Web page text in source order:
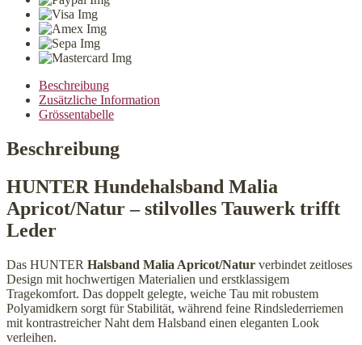
Menge
Beschreibung
Zusätzliche Information
Grössentabelle
Beschreibung
HUNTER Hundehalsband Malia
Apricot/Natur – stilvolles Tauwerk trifft
Leder
Das HUNTER Halsband Malia Apricot/Natur verbindet zeitloses
Design mit hochwertigen Materialien und erstklassigem
Tragekomfort. Das doppelt gelegte, weiche Tau mit robustem
Polyamidkern sorgt für Stabilität, während feine Rindslederriemen
mit kontrastreicher Naht dem Halsband einen eleganten Look
verleihen.